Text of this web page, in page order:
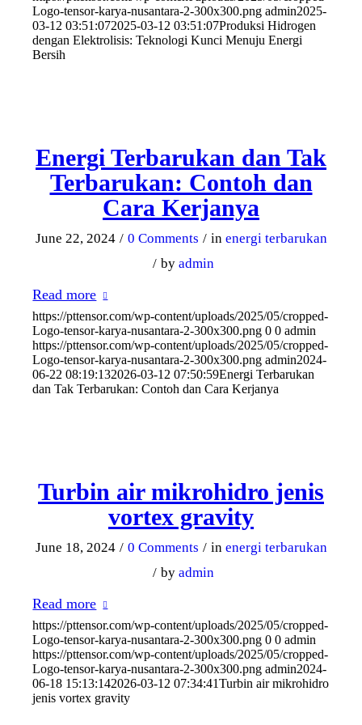
Logo-tensor-karya-nusantara-2-300x300.png admin2025-
03-12 03:51:072025-03-12 03:51:07Produksi Hidrogen
dengan Elektrolisis: Teknologi Kunci Menuju Energi
Bersih
Energi Terbarukan dan Tak
Terbarukan: Contoh dan
Cara Kerjanya
June 22, 2024 / 0 Comments / in energi terbarukan
/ by admin
Read more
https://pttensor.com/wp-content/uploads/2025/05/cropped-
Logo-tensor-karya-nusantara-2-300x300.png 0 0 admin
https://pttensor.com/wp-content/uploads/2025/05/cropped-
Logo-tensor-karya-nusantara-2-300x300.png admin2024-
06-22 08:19:132026-03-12 07:50:59Energi Terbarukan
dan Tak Terbarukan: Contoh dan Cara Kerjanya
Turbin air mikrohidro jenis
vortex gravity
June 18, 2024 / 0 Comments / in energi terbarukan
/ by admin
Read more
https://pttensor.com/wp-content/uploads/2025/05/cropped-
Logo-tensor-karya-nusantara-2-300x300.png 0 0 admin
https://pttensor.com/wp-content/uploads/2025/05/cropped-
Logo-tensor-karya-nusantara-2-300x300.png admin2024-
06-18 15:13:142026-03-12 07:34:41Turbin air mikrohidro
jenis vortex gravity